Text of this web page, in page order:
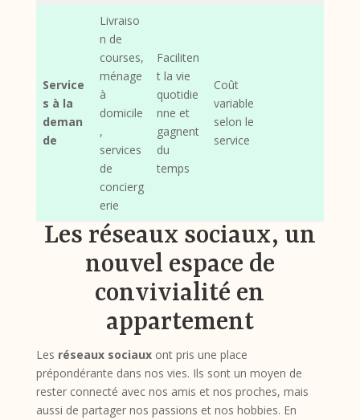
Service
s à la
deman
de
Livraiso
n de
courses,
ménage
à
domicile
,
services
de
concierg
erie
Faciliten
t la vie
quotidie
nne et
gagnent
du
temps
Coût
variable
selon le
service
Les réseaux sociaux, un
nouvel espace de
convivialité en
appartement
Les réseaux sociauxont pris une place
prépondérante dans nos vies. Ils sont un moyen de
rester connecté avec nos amis et nos proches, mais
aussi de partager nos passions et nos hobbies. En